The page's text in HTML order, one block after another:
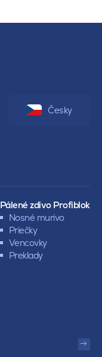
Pálené zdivo Profiblok
Nosné murivo
Priečky
Vencovky
Preklady
Česky